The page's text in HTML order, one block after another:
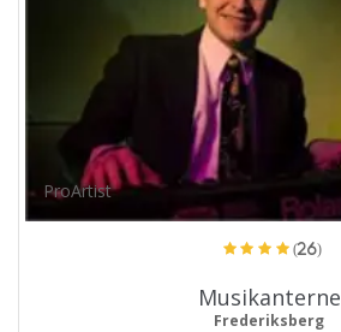
ProArtist
(26)
Musikanterne
Frederiksberg